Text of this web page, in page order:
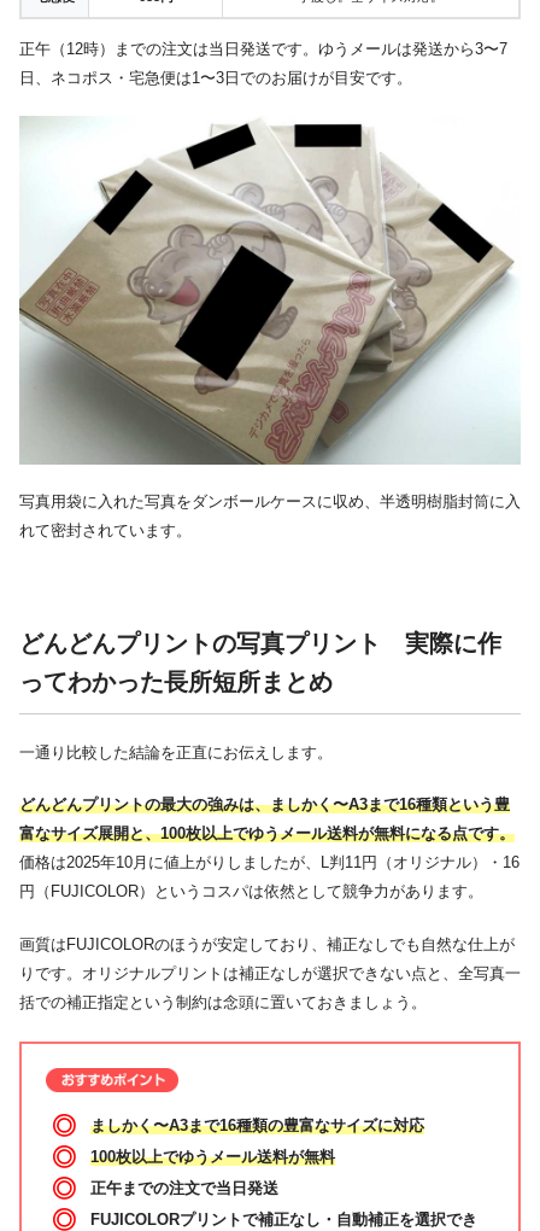
正午（12時）までの注文は当日発送です。ゆうメールは発送から3〜7
日、ネコポス・宅急便は1〜3日でのお届けが目安です。
写真用袋に入れた写真をダンボールケースに収め、半透明樹脂封筒に入
れて密封されています。
どんどんプリントの写真プリント 実際に作
ってわかった長所短所まとめ
一通り比較した結論を正直にお伝えします。
どんどんプリントの最大の強みは、ましかく〜A3まで16種類という豊
富なサイズ展開と、100枚以上でゆうメール送料が無料になる点です。
価格は2025年10月に値上がりしましたが、L判11円（オリジナル）・16
円（FUJICOLOR）というコスパは依然として競争力があります。
画質はFUJICOLORのほうが安定しており、補正なしでも自然な仕上が
りです。オリジナルプリントは補正なしが選択できない点と、全写真一
括での補正指定という制約は念頭に置いておきましょう。
ましかく〜A3まで16種類の豊富なサイズに対応
100枚以上でゆうメール送料が無料
正午までの注文で当日発送
FUJICOLORプリントで補正なし・自動補正を選択でき